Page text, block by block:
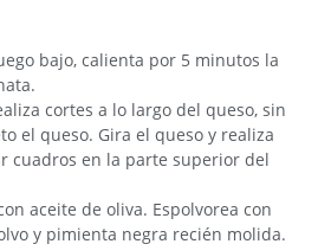
bajo, calienta por 5 minutos la
cortes a lo largo del queso, sin
el queso. Gira el queso y realiza
cuadros en la parte superior del
aceite de oliva. Espolvorea con
y pimienta negra recién molida.